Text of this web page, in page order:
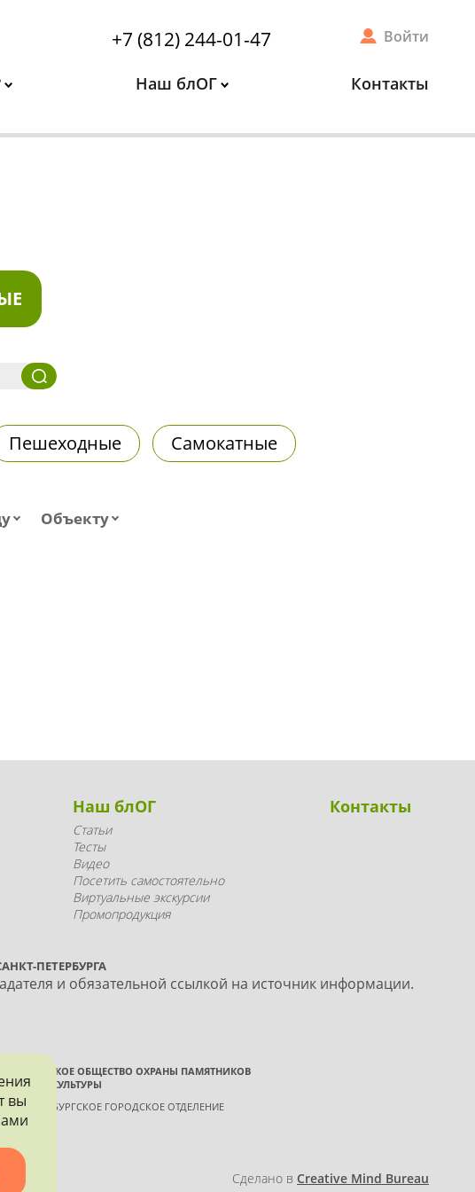
+7 (812) 244-01-47 Войти
Наш блОГ Контакты
Пешеходные Самокатные
Объекту
Наш блОГ
Статьи
Тесты
Видео
Посетить самостоятельно
Виртуальные экскурсии
Промопродукция
Контакты
ПЕТЕРБУРГА
и обязательной ссылкой на источник информации.
ОБЩЕСТВО ОХРАНЫ ПАМЯТНИКОВ
И КУЛЬТУРЫ
ПЕТЕРБУРГСКОЕ ГОРОДСКОЕ ОТДЕЛЕНИЕ
Сделано в Creative Mind Bureau
вы